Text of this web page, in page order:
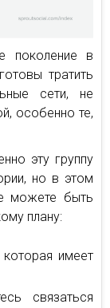
поколение в
тратить
сети, не
особенно те,
эту группу
но в этом
можете быть
плану:
которая имеет
связаться